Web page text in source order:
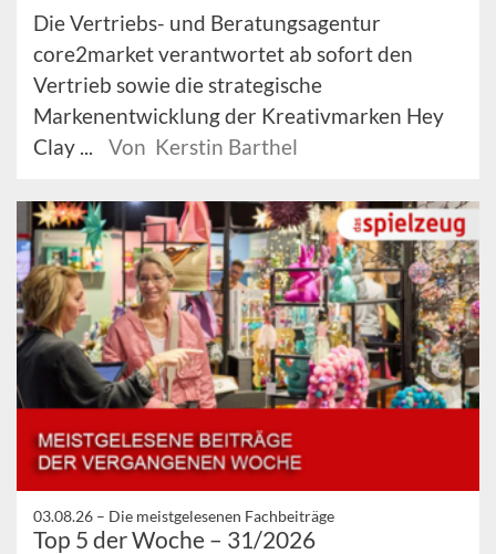
Die Vertriebs- und Beratungsagentur
core2market verantwortet ab sofort den
Vertrieb sowie die strategische
Markenentwicklung der Kreativmarken Hey
Clay ...
Von Kerstin Barthel
03.08.26 – Die meistgelesenen Fachbeiträge
Top 5 der Woche – 31/2026